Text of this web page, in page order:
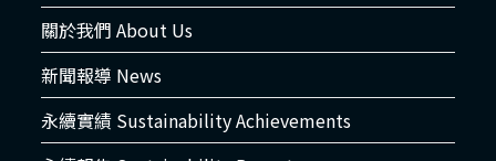
關於我們 About Us
新聞報導 News
永續實績 Sustainability Achievements